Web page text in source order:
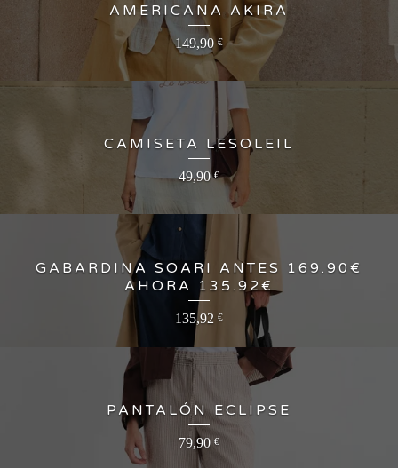
AMERICANA AKIRA
149,90€
CAMISETA LESOLEIL
49,90€
GABARDINA SOARI ANTES 169.90€
AHORA 135.92€
135,92 €
PANTALÓN ECLIPSE
79,90 €